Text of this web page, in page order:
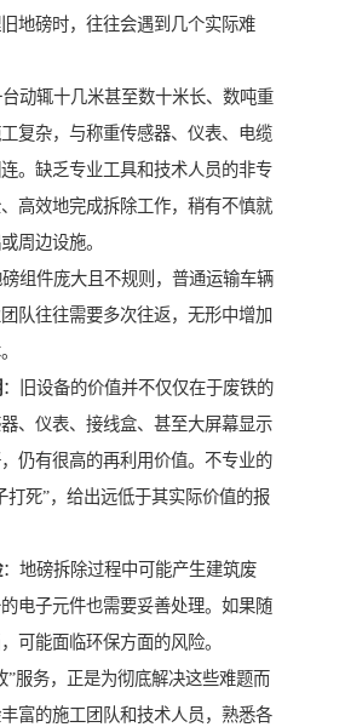
地磅时，往往会遇到几个实际难
动辄十几米甚至数十米长、数吨重
复杂，与称重传感器、仪表、电缆
。缺乏专业工具和技术人员的非专
高效地完成拆除工作，稍有不慎就
周边设施。
磅组件庞大且不规则，普通运输车辆
队往往需要多次往返，无形中增加
：旧设备的价值并不仅仅在于废铁的
、仪表、接线盒、甚至大屏幕显示
仍有很高的再利用价值。不专业的
打死”，给出远低于其实际价值的报
：地磅拆除过程中可能产生建筑废
电子元件也需要妥善处理。如果随
可能面临环保方面的风险。
”服务，正是为彻底解决这些难题而
富的施工团队和技术人员，熟悉各